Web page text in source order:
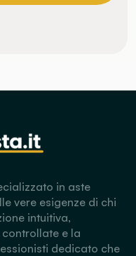
in aste
vere esigenze di chi
intuitiva,
e la
dedicato che